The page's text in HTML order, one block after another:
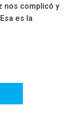
nos complicó y
es la